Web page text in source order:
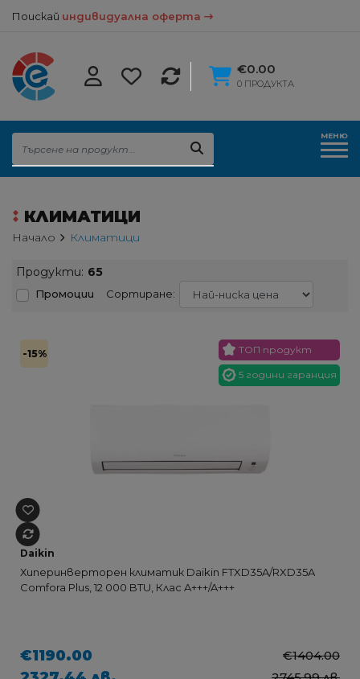
Поискай индивидуална оферта
€0.00
0 ПРОДУКТА
МЕНЮ
КЛИМАТИЦИ
Начало Климатици
Продукти: 65
Промоции Сортиране:
-15% ТОП продукт
5 години гаранция
Daikin
Хиперинверторен климатик Daikin FTXD35A/RXD35A
Comfora Plus, 12 000 BTU, Клас A+++/A+++
€1190.00 €1404.00